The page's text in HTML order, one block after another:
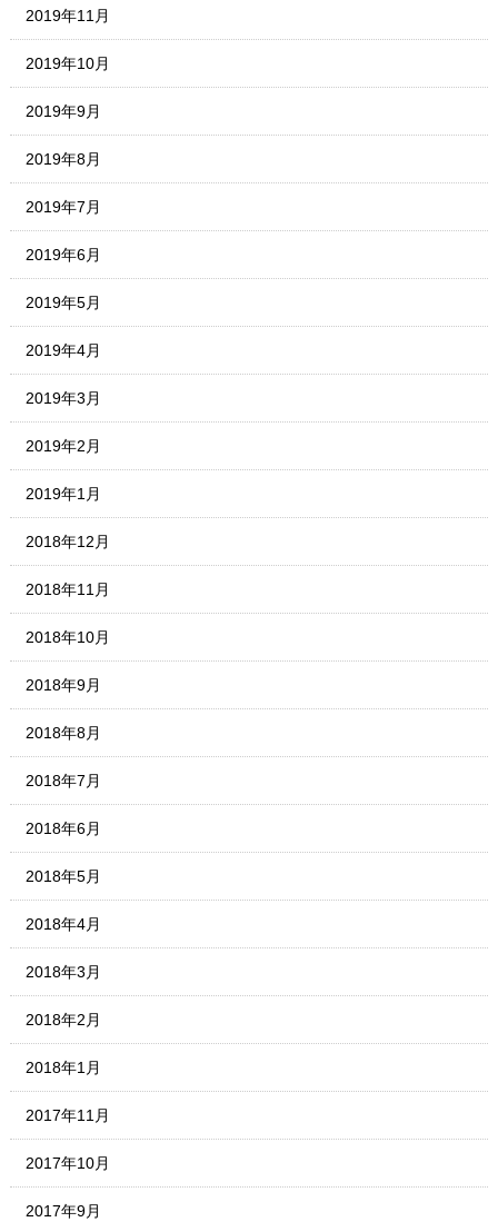
2019年11月
2019年10月
2019年9月
2019年8月
2019年7月
2019年6月
2019年5月
2019年4月
2019年3月
2019年2月
2019年1月
2018年12月
2018年11月
2018年10月
2018年9月
2018年8月
2018年7月
2018年6月
2018年5月
2018年4月
2018年3月
2018年2月
2018年1月
2017年11月
2017年10月
2017年9月